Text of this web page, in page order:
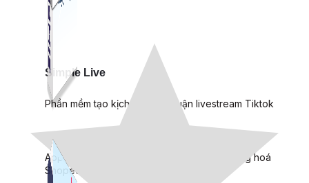
Simple Replay
App ghi hình tự động quy trình đóng gói hàng hoá
Shopee, Lazada, Tiktokshop
Simple Live
Phần mềm tạo kịch bản bình luận livestream Tiktok